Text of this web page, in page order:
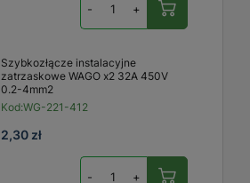
- +
Szybkozłącze instalacyjne
zatrzaskowe WAGO x2 32A 450V
0.2-4mm2
Kod:WG-221-412
2,30 zł
- +